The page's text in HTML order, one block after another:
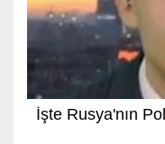
İşte Rusya'nın